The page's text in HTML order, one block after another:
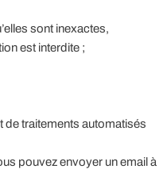
sont inexactes,
est interdite ;
de traitements automatisés
pouvez envoyer un email à